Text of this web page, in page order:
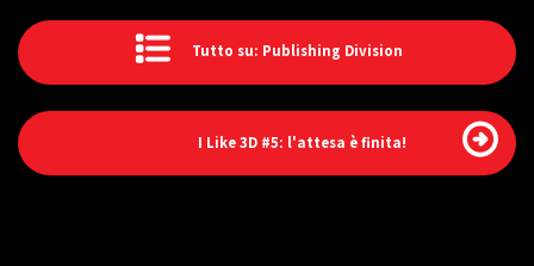
Tutto su: Publishing Division
I Like 3D #5: l'attesa è finita!